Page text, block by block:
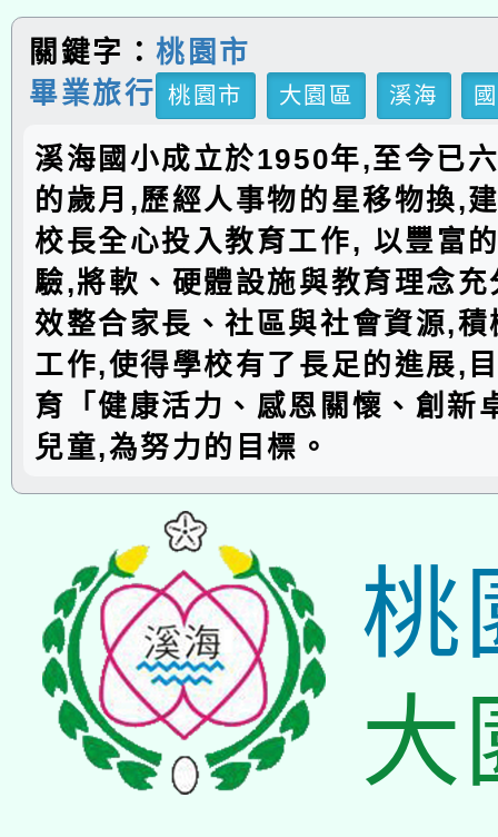
關鍵字：桃園市
畢業旅行 桃園市 大園區 溪海
溪海國小成立於1950年,至今已
的歲月,歷經人事物的星移物換,
校長全心投入教育工作, 以豐富
驗,將軟、硬體設施與教育理念
效整合家長、社區與社會資源,
工作,使得學校有了長足的進展,
育「健康活力、感恩關懷、創新
兒童,為努力的目標。
桃
大